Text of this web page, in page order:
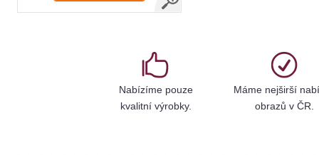
Nabízíme pouze
kvalitní výrobky.
Máme nejširší
obrazů v ČR.